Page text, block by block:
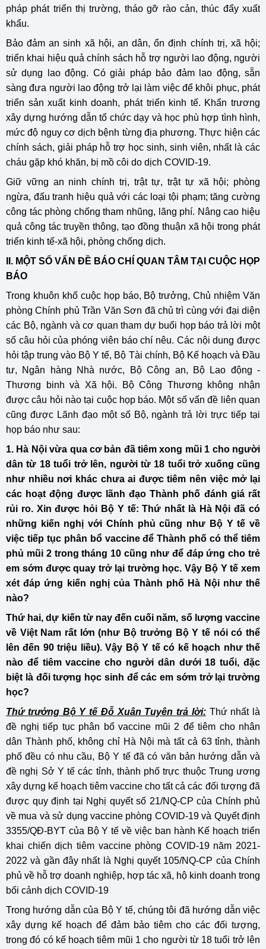
pháp phát triển thị trường, tháo gỡ rào cản, thúc đẩy xuất
khẩu.
Bảo đảm an sinh xã hội, an dân, ổn định chính trị, xã hội;
triển khai hiệu quả chính sách hỗ trợ người lao động, người
sử dụng lao động. Có giải pháp bảo đảm lao động, sẵn
sàng đưa người lao động trở lại làm việc để khôi phục, phát
triển sản xuất kinh doanh, phát triển kinh tế. Khẩn trương
xây dựng hướng dẫn tổ chức dạy và học phù hợp tình hình,
mức độ nguy cơ dịch bệnh từng địa phương. Thực hiện các
chính sách, giải pháp hỗ trợ học sinh, sinh viên, nhất là các
cháu gặp khó khăn, bị mồ côi do dịch COVID-19.
Giữ vững an ninh chính trị, trật tự, trật tự xã hội; phòng
ngừa, đấu tranh hiệu quả với các loại tội phạm; tăng cường
công tác phòng chống tham nhũng, lãng phí. Nâng cao hiệu
quả công tác truyền thông, tạo đồng thuận xã hội trong phát
triển kinh tế-xã hội, phòng chống dịch.
II. MỘT SỐ VẤN ĐỀ BÁO CHÍ QUAN TÂM TẠI CUỘC HỌP
BÁO
Trong khuôn khổ cuộc họp báo, Bộ trưởng, Chủ nhiệm Văn
phòng Chính phủ Trần Văn Sơn đã chủ trì cùng với đại diện
các Bộ, ngành và cơ quan tham dự buổi họp báo trả lời một
số câu hỏi của phóng viên báo chí nêu. Các nội dung được
hỏi tập trung vào Bộ Y tế, Bộ Tài chính, Bộ Kế hoạch và Đầu
tư, Ngân hàng Nhà nước, Bộ Công an, Bộ Lao động -
Thương binh và Xã hội. Bộ Công Thương không nhận
được câu hỏi nào tại cuộc họp báo. Một số vấn đề liên quan
cũng được Lãnh đạo một số Bộ, ngành trả lời trực tiếp tại
họp báo như sau:
1. Hà Nội vừa qua cơ bản đã tiêm xong mũi 1 cho người
dân từ 18 tuổi trở lên, người từ 18 tuổi trở xuống cũng
như nhiều nơi khác chưa ai được tiêm nên việc mở lại
các hoạt động được lãnh đạo Thành phố đánh giá rất
rủi ro. Xin được hỏi Bộ Y tế: Thứ nhất là Hà Nội đã có
những kiến nghị với Chính phủ cũng như Bộ Y tế về
việc tiếp tục phân bổ vaccine để Thành phố có thể tiêm
phủ mũi 2 trong tháng 10 cũng như để đáp ứng cho trẻ
em sớm được quay trở lại trường học. Vậy Bộ Y tế xem
xét đáp ứng kiến nghị của Thành phố Hà Nội như thế
nào?
Thứ hai, dự kiến từ nay đến cuối năm, số lượng vaccine
về Việt Nam rất lớn (như Bộ trưởng Bộ Y tế nói có thể
lên đến 90 triệu liều). Vậy Bộ Y tế có kế hoạch như thế
nào để tiêm vaccine cho người dân dưới 18 tuổi, đặc
biệt là đối tượng học sinh để các em sớm trở lại trường
học?
Thứ trưởng Bộ Y tế Đỗ Xuân Tuyên trả lời:Thứ nhất là
đề nghị tiếp tục phân bổ vaccine mũi 2 để tiêm cho nhân
dân Thành phố, không chỉ Hà Nội mà tất cả 63 tỉnh, thành
phố đều có nhu cầu, Bộ Y tế đã có văn bản hướng dẫn và
đề nghị Sở Y tế các tỉnh, thành phố trực thuộc Trung ương
xây dựng kế hoạch tiêm vaccine cho tất cả các đối tượng đã
được quy định tại Nghị quyết số 21/NQ-CP của Chính phủ
về mua và sử dụng vaccine phòng COVID-19 và Quyết định
3355/QĐ-BYT của Bộ Y tế về việc ban hành Kế hoạch triển
khai chiến dịch tiêm vaccine phòng COVID-19 năm 2021-
2022 và gần đây nhất là Nghị quyết 105/NQ-CP của Chính
phủ về hỗ trợ doanh nghiệp, hợp tác xã, hộ kinh doanh trong
bối cảnh dịch COVID-19
Trong hướng dẫn của Bộ Y tế, chúng tôi đã hướng dẫn việc
xây dựng kế hoạch để đảm bảo tiêm cho các đối tượng,
trong đó có kế hoạch tiêm mũi 1 cho người từ 18 tuổi trở lên